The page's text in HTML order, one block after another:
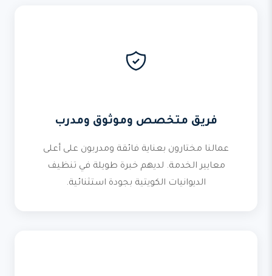
فريق متخصص وموثوق ومدرب
عمالنا مختارون بعناية فائقة ومدربون على أعلى
معايير الخدمة. لديهم خبرة طويلة في تنظيف
الديوانيات الكويتية بجودة استثنائية.